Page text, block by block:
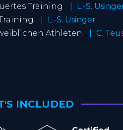
Training L.-S.
L.-S. Usinger
Athleten C.
INCLUDED